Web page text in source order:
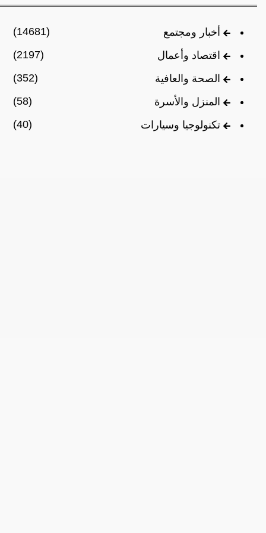
أخبار ومجتمع
(14681)
اقتصاد وأعمال
(2197)
الصحة والعافية
(352)
المنزل والأسرة
(58)
تكنولوجيا وسيارات
(40)